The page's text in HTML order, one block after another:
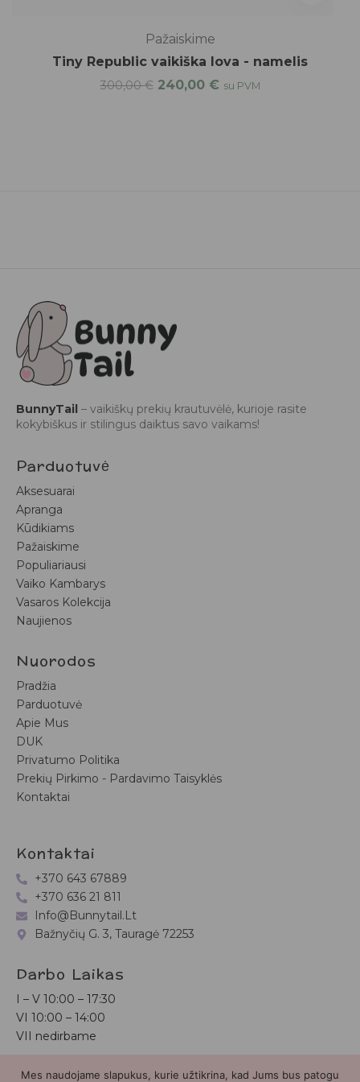
Pažaiskime
Tiny Republic vaikiška lova - namelis
300,00€ 240,00 € su PVM
BunnyTail – vaikiškų prekių krautuvėlė, kurioje rasite
kokybiškus ir stilingus daiktus savo vaikams!
Parduotuvė
Aksesuarai
Apranga
Kūdikiams
Pažaiskime
Populiariausi
Vaiko Kambarys
Vasaros Kolekcija
Naujienos
Nuorodos
Pradžia
Parduotuvė
Apie Mus
DUK
Privatumo Politika
Prekių Pirkimo - Pardavimo Taisyklės
Kontaktai
Kontaktai
+370 643 67889
+370 636 21 811
Info@bunnytail.lt
Bažnyčių G. 3, Tauragė 72253
Darbo Laikas
I – V 10:00 – 17:30
VI 10:00 – 14:00
VII nedirbame
Mes naudojame slapukus, kurie užtikrina, kad Jums bus patogu